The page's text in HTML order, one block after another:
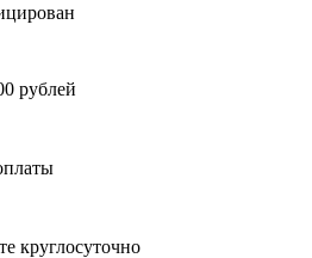
рублей
круглосуточно